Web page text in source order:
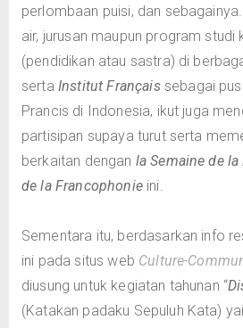
perlombaan puisi, dan
air, jurusan maupun program studi
(pendidikan atau sastra) di
serta Institut Françaissebagai
Prancis di Indonesia, ikut juga
partisipan supaya turut serta
berkaitan dengan la Semaine de
de la Francophonie ini.
Sementara itu, berdasarkan info
ini pada situs web Culture-
diusung untuk kegiatan tahunan “
(Katakan padaku Sepuluh Kata)